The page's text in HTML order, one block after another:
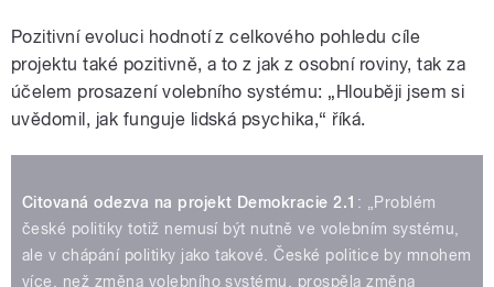
Pozitivní evoluci hodnotí z celkového pohledu cíle
projektu také pozitivně, a to z jak z osobní roviny, tak za
účelem prosazení volebního systému: „Hlouběji jsem si
uvědomil, jak funguje lidská psychika,“ říká.
Citovaná odezva na projekt Demokracie 2.1 : „Problém
české politiky totiž nemusí být nutně ve volebním systému,
ale v chápání politiky jako takové. České politice by mnohem
více, než změna volebního systému, prospěla změna